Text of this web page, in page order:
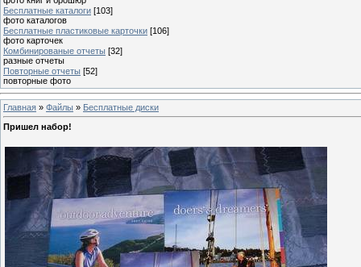
Бесплатные каталоги [103]
фото каталогов
Бесплатные пластиковые карточки [106]
фото карточек
Комбинированые отчеты [32]
разные отчеты
Повторные отчеты [52]
повторные фото
Главная » Файлы » Бесплатные диски
Пришел набор!